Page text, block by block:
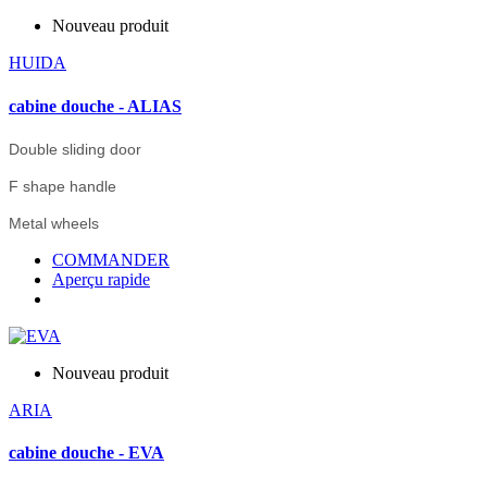
Nouveau produit
HUIDA
cabine douche - ALIAS
Double sliding door
F shape handle
Metal wheels
COMMANDER
Aperçu rapide
Nouveau produit
ARIA
cabine douche - EVA